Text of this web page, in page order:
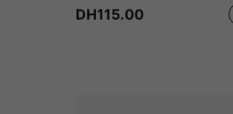
DH115.00